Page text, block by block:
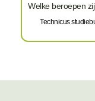
Welke beroepen
Technicus